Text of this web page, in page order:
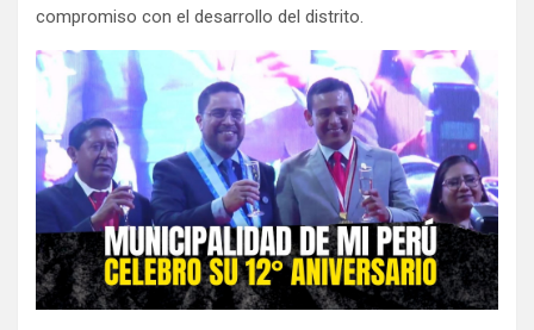
compromiso con el desarrollo del distrito.